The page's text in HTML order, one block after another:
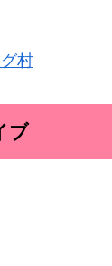
村
ブ